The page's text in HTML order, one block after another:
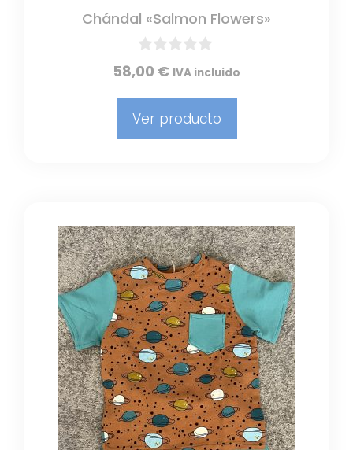
Chándal «Salmon Flowers»
0
d
58,00 € IVA incluido
Ver producto